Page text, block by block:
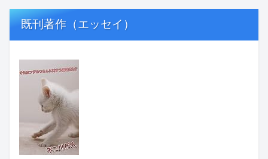
既刊著作（エッセイ）